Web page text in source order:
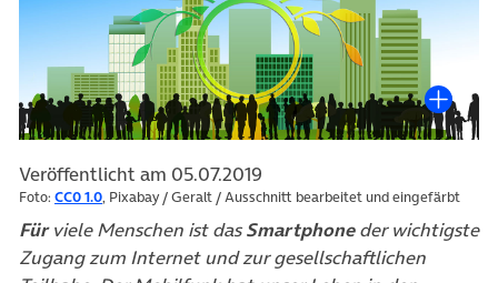
Veröffentlicht am 05.07.2019
Foto: CC0 1.0, Pixabay / Geralt / Ausschnitt bearbeitet und eingefärbt
Fürviele Menschen ist dasSmartphoneder wichtigste
Zugang zum Internet und zur gesellschaftlichen